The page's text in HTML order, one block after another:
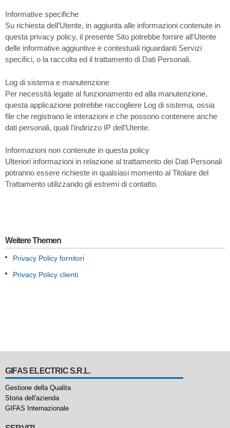
Informative specifiche
Su richiesta dell’Utente, in aggiunta alle informazioni contenute in
questa privacy policy, il presente Sito potrebbe fornire all'Utente
delle informative aggiuntive e contestuali riguardanti Servizi
specifici, o la raccolta ed il trattamento di Dati Personali.
Log di sistema e manutenzione
Per necessità legate al funzionamento ed alla manutenzione,
questa applicazione potrebbe raccogliere Log di sistema, ossia
file che registrano le interazioni e che possono contenere anche
dati personali, quali l’indirizzo IP dell’Utente.
Informazioni non contenute in questa policy
Ulteriori informazioni in relazione al trattamento dei Dati Personali
potranno essere richieste in qualsiasi momento al Titolare del
Trattamento utilizzando gli estremi di contatto.
Weitere Themen
Privacy Policy fornitori
Privacy Policy clienti
GIFAS ELECTRIC S.R.L.
Gestione della Qualita
Storia dell'azienda
GIFAS Internazionale